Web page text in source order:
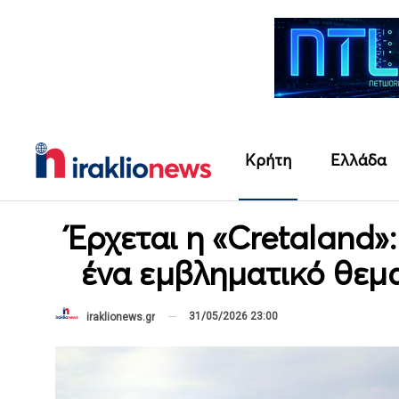
Κρήτη Ελλάδα
Έρχεται η
ένα εμβληματικό
iraklionews.gr 31/05/2026 23:00